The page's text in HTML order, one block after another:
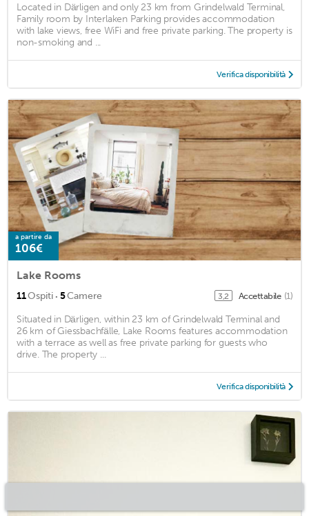
Located in Därligen and only 23 km from Grindelwald Terminal,
Family room by Interlaken Parking provides accommodation
with lake views, free WiFi and free private parking. The property is
non-smoking and ...
Verifica disponibilità
a partire da
106€
Lake Rooms
11Ospiti · 5Camere 3,2 Accettabile (1)
Situated in Därligen, within 23 km of Grindelwald Terminal and
26 km of Giessbachfälle, Lake Rooms features accommodation
with a terrace as well as free private parking for guests who
drive. The property ...
Verifica disponibilità